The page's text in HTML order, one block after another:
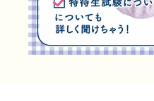
SNSをフォローし